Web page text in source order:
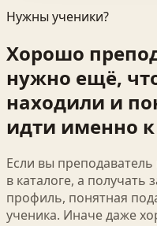
Нужны ученики?
Хорошо
нужно ещё,
находили и
идти именно
Если вы
в каталоге, а получать
профиль, понятная
ученика. Иначе даже